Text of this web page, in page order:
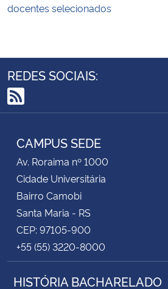
docentes selecionados
REDES SOCIAIS:
RSS
CAMPUS SEDE
Av. Roraima nº 1000
Cidade Universitária
Bairro Camobi
Santa Maria - RS
CEP: 97105-900
+55 (55) 3220-8000
HISTÓRIA BACHARELADO